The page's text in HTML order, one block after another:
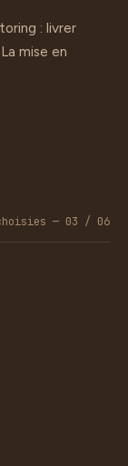
: livrer
mise en
— 03 / 06